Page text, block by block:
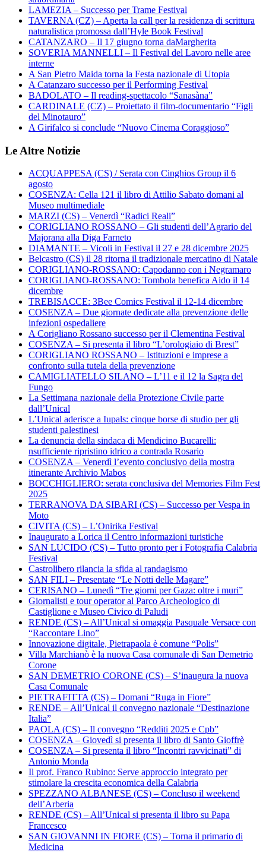
LAMEZIA – Successo per Trame Festival
TAVERNA (CZ) – Aperta la call per la residenza di scrittura
naturalistica promossa dall’Hyle Book Festival
CATANZARO – Il 17 giugno torna daMargherita
SOVERIA MANNELLI – Il Festival del Lavoro nelle aree
interne
A San Pietro Maida torna la Festa nazionale di Utopia
A Catanzaro successo per il Performing Festival
BADOLATO – Il reading-spettacolo “Sanasàna”
CARDINALE (CZ) – Proiettato il film-documentario “Figli
del Minotauro”
A Girifalco si conclude “Nuovo Cinema Coraggioso”
Le Altre Notizie
ACQUAPPESA (CS) / Serata con Cinghios Group il 6
agosto
COSENZA: Cella 121 il libro di Attilio Sabato domani al
Museo multimediale
MARZI (CS) – Venerdì “Radici Reali”
CORIGLIANO ROSSANO – Gli studenti dell’Agrario del
Majorana alla Diga Farneto
DIAMANTE – Vicoli in Festival il 27 e 28 dicembre 2025
Belcastro (CS) il 28 ritorna il tradizionale mercatino di Natale
CORIGLIANO-ROSSANO: Capodanno con i Negramaro
CORIGLIANO-ROSSANO: Tombola benefica Aido il 14
dicembre
TREBISACCE: 3Bee Comics Festival il 12-14 dicembre
COSENZA – Due giornate dedicate alla prevenzione delle
infezioni ospedaliere
A Corigliano Rossano successo per il Clementina Festival
COSENZA – Si presenta il libro “L’orologiaio di Brest”
CORIGLIANO ROSSANO – Istituzioni e imprese a
confronto sulla tutela della prevenzione
CAMIGLIATELLO SILANO – L’11 e il 12 la Sagra del
Fungo
La Settimana nazionale della Protezione Civile parte
dall’Unical
L’Unical aderisce a Iupals: cinque borse di studio per gli
studenti palestinesi
La denuncia della sindaca di Mendicino Bucarelli:
nsufficiente ripristino idrico a contrada Rosario
COSENZA – Venerdì l’evento conclusivo della mostra
itinerante Archivio Mabos
BOCCHIGLIERO: serata conclusiva del Memories Film Fest
2025
TERRANOVA DA SIBARI (CS) – Successo per Vespa in
Moto
CIVITA (CS) – L’Onirika Festival
Inaugurato a Lorica il Centro informazioni turistiche
SAN LUCIDO (CS) – Tutto pronto per i Fotografia Calabria
Festival
Castrolibero rilancia la sfida al randagismo
SAN FILI – Presentate “Le Notti delle Magare”
CERISANO – Lunedì “Tre giorni per Gaza: oltre i muri”
Giornalisti e tour operator al Parco Archeologico di
Castiglione e Museo Civico di Paludi
RENDE (CS) – All’Unical si omaggia Pasquale Versace con
“Raccontare Lino”
Innovazione digitale, Pietrapaola è comune “Polis”
Villa Marchianò è la nuova Casa comunale di San Demetrio
Corone
SAN DEMETRIO CORONE (CS) – S’inaugura la nuova
Casa Comunale
PIETRAFITTA (CS) – Domani “Ruga in Fiore”
RENDE – All’Unical il convegno nazionale “Destinazione
Italia”
PAOLA (CS) – Il convegno “Redditi 2025 e Cpb”
COSENZA – Giovedì si presenta il libro di Santo Gioffrè
COSENZA – Si presenta il libro “Incontri ravvicinati” di
Antonio Monda
Il prof. Franco Rubino: Serve approccio integrato per
stimolare la crescita economica della Calabria
SPEZZANO ALBANESE (CS) – Concluso il weekend
dell’Arberia
RENDE (CS) – All’Unical si presenta il libro su Papa
Francesco
SAN GIOVANNI IN FIORE (CS) – Torna il primario di
Medicina